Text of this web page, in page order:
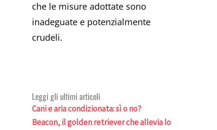
che le misure adottate sono
inadeguate e potenzialmente
crudeli.
Leggi gli ultimi articoli
Cani e aria condizionata: sì o no?
Beacon, il golden retriever che allevia lo